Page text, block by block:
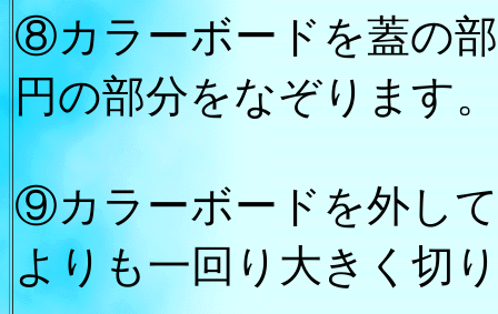
⑧カラーボードを蓋の
円の部分をなぞります。
⑨カラーボードを外し
よりも一回り大きく切